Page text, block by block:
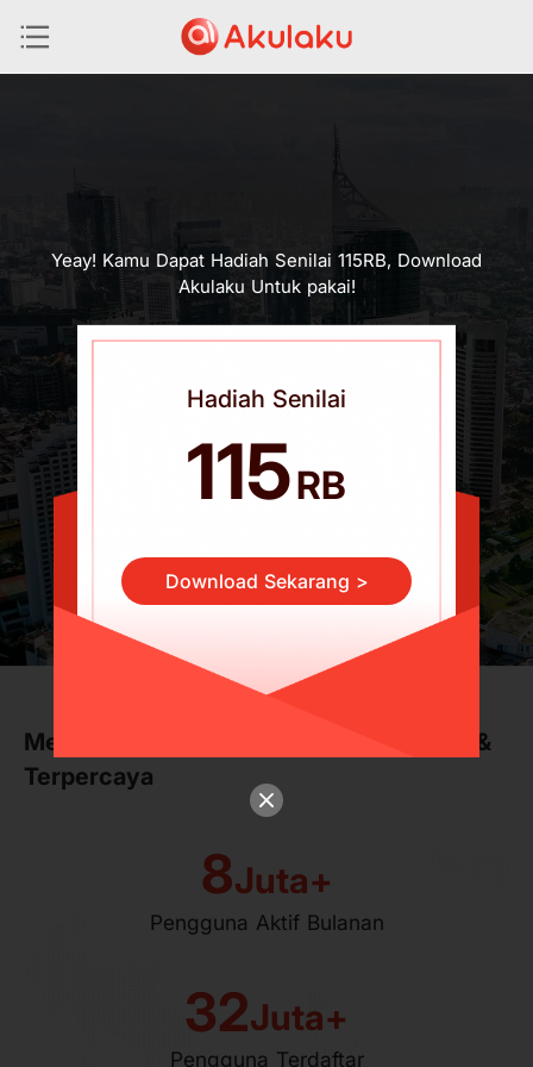
Belanja, Cicilan, dan
Bank Digital
Menjadi Perusahaan Fintech Terunggul &
Terpercaya
8Juta+
Pengguna Aktif Bulanan
32Juta+
Pengguna Terdaftar
Yeay! Kamu Dapat Hadiah Senilai 115RB, Download
Akulaku Untuk pakai!
Hadiah Senilai
115RB
Download Sekarang >